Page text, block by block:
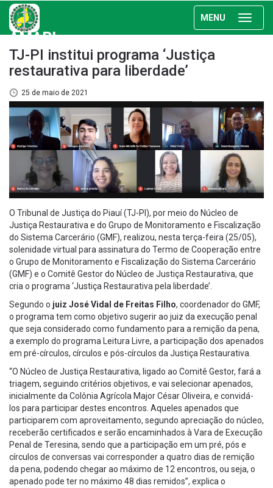
MENU
AMAPI
TJ-PI institui programa ‘Justiça
restaurativa para liberdade’
25 de maio de 2021
O Tribunal de Justiça do Piauí (TJ-PI), por meio do Núcleo de
Justiça Restaurativa e do Grupo de Monitoramento e Fiscalização
do Sistema Carcerário (GMF), realizou, nesta terça-feira (25/05),
solenidade virtual para assinatura do Termo de Cooperação entre
o Grupo de Monitoramento e Fiscalização do Sistema Carcerário
(GMF) e o Comitê Gestor do Núcleo de Justiça Restaurativa, que
cria o programa ‘Justiça Restaurativa pela liberdade’.
Segundo o juiz José Vidal de Freitas Filho, coordenador do GMF,
o programa tem como objetivo sugerir ao juiz da execução penal
que seja considerado como fundamento para a remição da pena,
a exemplo do programa Leitura Livre, a participação dos apenados
em pré-círculos, círculos e pós-círculos da Justiça Restaurativa.
“O Núcleo de Justiça Restaurativa, ligado ao Comitê Gestor, fará a
triagem, seguindo critérios objetivos, e vai selecionar apenados,
inicialmente da Colônia Agrícola Major César Oliveira, e convidá-
los para participar destes encontros. Aqueles apenados que
participarem com aproveitamento, segundo apreciação do núcleo,
receberão certificados e serão encaminhados à Vara de Execução
Penal de Teresina, sendo que a participação em um pré, pós e
círculos de conversas vai corresponder a quatro dias de remição
da pena, podendo chegar ao máximo de 12 encontros, ou seja, o
apenado pode ter no máximo 48 dias remidos”, explica o